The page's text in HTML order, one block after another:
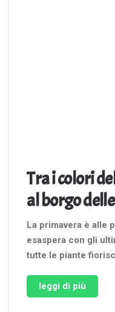
Tra i colori
al borgo
La primavera è alle
esaspera con gli
tutte le piante
prima della
coloratissimi, e in
leggi di più